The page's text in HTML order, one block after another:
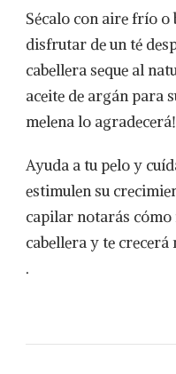
Sécalo con aire frío
disfrutar de un té
cabellera seque al
aceite de argán para
melena lo agradecerá!
Ayuda a tu pelo y
estimulen su
capilar notarás
cabellera y te
.